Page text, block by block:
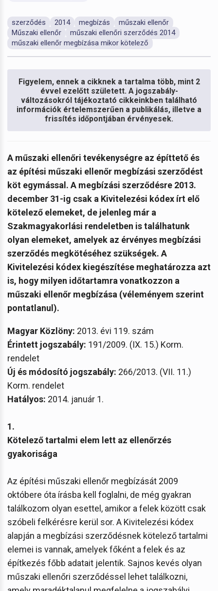
szerződés 2014 megbízás
műszaki ellenőr
Műszaki ellenőr
műszaki ellenőri szerződés 2014
műszaki ellenőr megbízása mikor kötelező
Figyelem, ennek a cikknek a tartalma több, mint 2
évvel ezelőtt született. A jogszabály-
változásokról tájékoztató cikkeinkben található
információk értelemszerűen a publikálás, illetve a
frissítés időpontjában érvényesek.
A műszaki ellenőri tevékenységre az építtető és
az építési műszaki ellenőr megbízási szerződést
köt egymással. A megbízási szerződésre 2013.
december 31-ig csak a Kivitelezési kódex írt elő
kötelező elemeket, de jelenleg már a
Szakmagyakorlási rendeletben is találhatunk
olyan elemeket, amelyek az érvényes megbízási
szerződés megkötéséhez szükségek. A
Kivitelezési kódex kiegészítése meghatározza azt
is, hogy milyen időtartamra vonatkozzon a
műszaki ellenőr megbízása (véleményem szerint
pontatlanul).
Magyar Közlöny: 2013. évi 119. szám
Érintett jogszabály: 191/2009. (IX. 15.) Korm.
rendelet
Új és módosító jogszabály: 266/2013. (VII. 11.)
Korm. rendelet
Hatályos: 2014. január 1.
1.
Kötelező tartalmi elem lett az ellenőrzés
gyakorisága
Az építési műszaki ellenőr megbízását 2009
októbere óta írásba kell foglalni, de még gyakran
találkozom olyan esettel, amikor a felek között csak
szóbeli felkérésre kerül sor. A Kivitelezési kódex
alapján a megbízási szerződésnek kötelező tartalmi
elemei is vannak, amelyek főként a felek és az
építkezés főbb adatait jelentik. Sajnos kevés olyan
műszaki ellenőri szerződéssel lehet találkozni,